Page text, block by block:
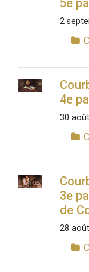
5e
2
4e
30
3e
de
28